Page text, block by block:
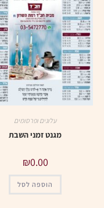
עלונים ופרסומים
מגנט זמני השבת
₪0.00
הוספה לסל